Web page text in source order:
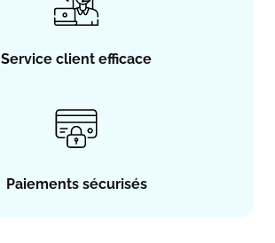
Service client efficace
Paiements sécurisés